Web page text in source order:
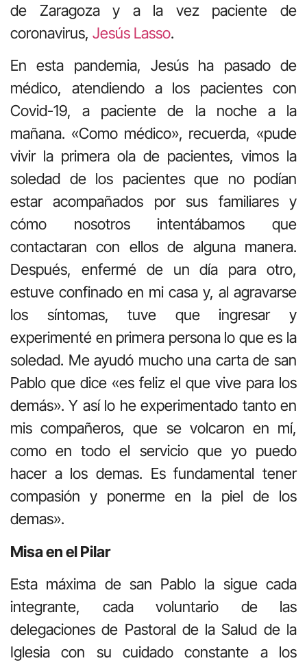
de Zaragoza y a la vez paciente de
coronavirus, Jesús Lasso.
En esta pandemia, Jesús ha pasado de
médico, atendiendo a los pacientes con
Covid-19, a paciente de la noche a la
mañana. «Como médico», recuerda, «pude
vivir la primera ola de pacientes, vimos la
soledad de los pacientes que no podían
estar acompañados por sus familiares y
cómo nosotros intentábamos que
contactaran con ellos de alguna manera.
Después, enfermé de un día para otro,
estuve confinado en mi casa y, al agravarse
los síntomas, tuve que ingresar y
experimenté en primera persona lo que es la
soledad. Me ayudó mucho una carta de san
Pablo que dice «es feliz el que vive para los
demás». Y así lo he experimentado tanto en
mis compañeros, que se volcaron en mí,
como en todo el servicio que yo puedo
hacer a los demas. Es fundamental tener
compasión y ponerme en la piel de los
demas».
Misa en el Pilar
Esta máxima de san Pablo la sigue cada
integrante, cada voluntario de las
delegaciones de Pastoral de la Salud de la
Iglesia con su cuidado constante a los